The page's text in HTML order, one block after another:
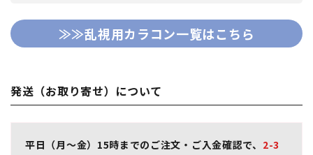
≫≫乱視用カラコン一覧はこちら
発送（お取り寄せ）について
平日（月～金）15時までのご注文・ご入金確認で、 2-3